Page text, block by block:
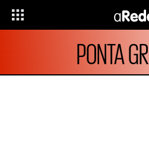
PONTA